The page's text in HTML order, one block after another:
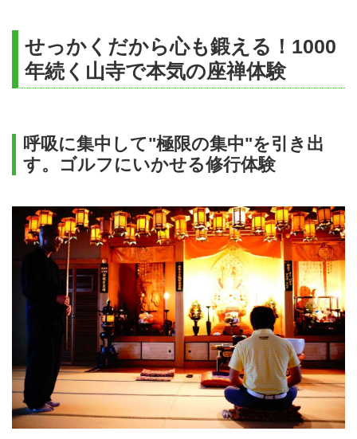
せっかくだから心も鍛える！1000
年続く山寺で本気の座禅体験
呼吸に集中して"極限の集中"を引き出
す。ゴルフにいかせる修行体験